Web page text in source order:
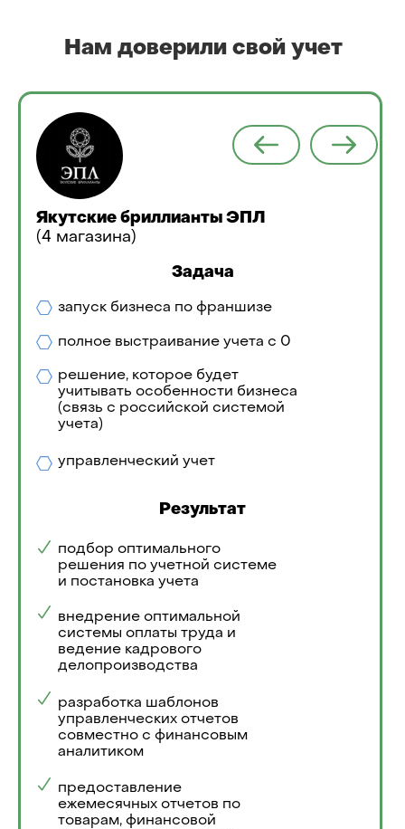
Якутские бриллианты ЭПЛ
(4 магазина)
Задача
Результат
запуск бизнеса по франшизе
полное выстраивание учета с 0
решение, которое будет
учитывать особенности бизнеса
(связь с российской системой
учета)
управленческий учет
подбор оптимального
решения по учетной системе
и постановка учета
внедрение оптимальной
системы оплаты труда и
ведение кадрового
делопроизводства
разработка шаблонов
управленческих отчетов
совместно с финансовым
аналитиком
предоставление
ежемесячных отчетов по
товарам, финансовой
Нам доверили свой учет